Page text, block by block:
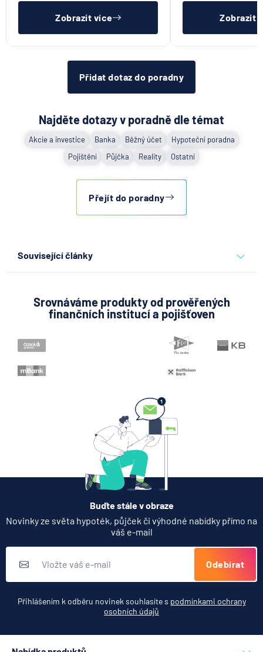
Zobrazit více Zobrazit
Přidat dotaz do poradny
Najděte dotazy v poradně dle témat
Akcie a investice Banka Běžný účet
Hypoteční poradna
Pojištění
Půjčka Reality Ostatní
Přejít do poradny
Související články
7.8.2026 Běžný účet
ČNB ponechala úroky,
klíčový je ale výhled inflace
Partners Banka spouští
nákup a prodej bitcoinu
přímo v Partners App
6.8.2026
Když rozhoduje stres: nové
triky bankovních podvodníků
Zobrazit všechny články
Srovnáváme produkty od prověřených
finančních institucí a pojišťoven
Buďte stále v obraze
Novinky ze světa hypoték, půjček či výhodné nabídky přímo na
váš e-mail
Odebírat
Přihlášením k odběru novinek souhlasíte s podmínkami ochrany
osobních údajů